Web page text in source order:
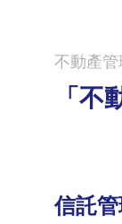
不動產管
「
信託